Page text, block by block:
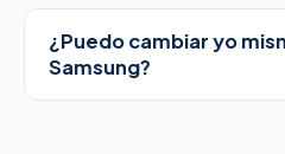
¿Puedo cambiar yo
Samsung?